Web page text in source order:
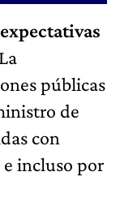
expectativas
públicas
de
con
incluso por